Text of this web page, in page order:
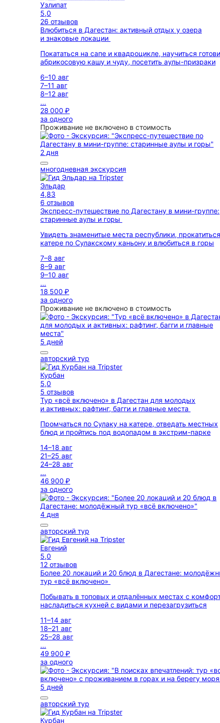
Узлипат
5,0
26 отзывов
Влюбиться в Дагестан: активный отдых у озера
и знаковые локации
Покататься на сапе и квадроцикле, научиться
абрикосовую кашу и чуду, посетить аулы-призраки
6–10 авг
7–11 авг
8–12 авг
...
28 000 ₽
за одного
Проживание не включено в стоимость
2 дня
многодневная экскурсия
Эльдар
4,83
6 отзывов
Экспресс-путешествие по Дагестану в мини-группе:
старинные аулы и горы
Увидеть знаменитые места республики,
катере по Сулакскому каньону и влюбиться в горы
7–8 авг
8–9 авг
9–10 авг
...
18 500 ₽
за одного
Проживание не включено в стоимость
5 дней
авторский тур
Курбан
5,0
5 отзывов
Тур «всё включено» в Дагестан для молодых
и активных: рафтинг, багги и главные места
Промчаться по Сулаку на катере, отведать местных
блюд и пройтись под водопадом в экстрим-парке
14–18 авг
21–25 авг
24–28 авг
...
46 900 ₽
за одного
4 дня
авторский тур
Евгений
5,0
12 отзывов
Более 20 локаций и 20 блюд в Дагестане:
тур «всё включено»
Побывать в топовых и отдалённых местах с
насладиться кухней с видами и перезагрузиться
11–14 авг
18–21 авг
25–28 авг
...
49 900 ₽
за одного
5 дней
авторский тур
Курбан